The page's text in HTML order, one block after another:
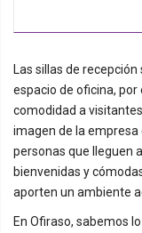
Las sillas de
espacio de oficina,
comodidad a
imagen de la
personas que lleguen
bienvenidas y
aporten un ambiente
En Ofiraso, sabemos